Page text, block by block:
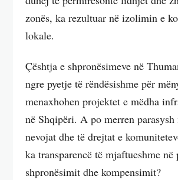
zonës, ka rezultuar në izolimin e
lokale.
Çështja e shpronësimeve në
ngre pyetje të rëndësishme për
menaxhohen projektet e mëdha
në Shqipëri. A po merren
nevojat dhe të drejtat e
ka transparencë të mjaftueshme në
shpronësimit dhe kompensimit?